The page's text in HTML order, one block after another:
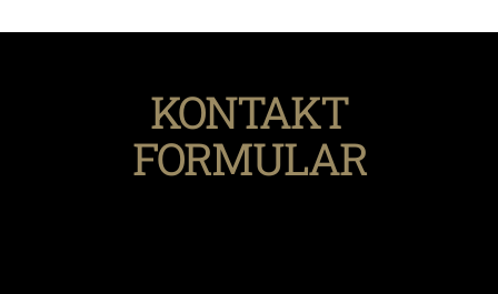
KONTAKT
FORMULAR